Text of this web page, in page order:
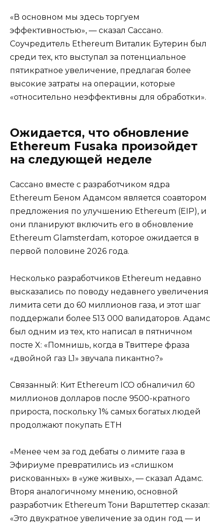
«В основном мы здесь торгуем
эффективностью», — сказал Сассано.
Соучредитель Ethereum Виталик Бутерин был
среди тех, кто выступал за потенциальное
пятикратное увеличение, предлагая более
высокие затраты на операции, которые
«относительно неэффективны для обработки».
Ожидается, что обновление
Ethereum Fusaka произойдет
на следующей неделе
Сассано вместе с разработчиком ядра
Ethereum Беном Адамсом является соавтором
предложения по улучшению Ethereum (EIP), и
они планируют включить его в обновление
Ethereum Glamsterdam, которое ожидается в
первой половине 2026 года.
Несколько разработчиков Ethereum недавно
высказались по поводу недавнего увеличения
лимита сети до 60 миллионов газа, и этот шаг
поддержали более 513 000 валидаторов. Адамс
был одним из тех, кто написал в пятничном
посте X: «Помнишь, когда в Твиттере фраза
«двойной газ L1» звучала пикантно?»
Связанный: Кит Ethereum ICO обналичил 60
миллионов долларов после 9500-кратного
прироста, поскольку 1% самых богатых людей
продолжают покупать ETH
«Менее чем за год дебаты о лимите газа в
Эфириуме превратились из «слишком
рискованных» в «уже живых», — сказал Адамс.
Вторя аналогичному мнению, основной
разработчик Ethereum Тони Варштеттер сказал:
«Это двукратное увеличение за один год — и